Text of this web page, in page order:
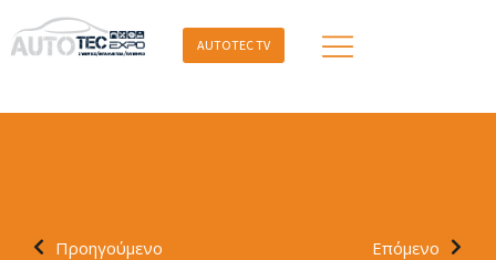
AUTOTEC TV
Προηγούμενο Επόμενο